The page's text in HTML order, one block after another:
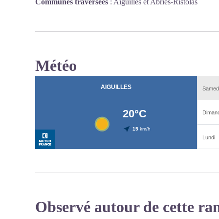
Communes traversées : Aiguilles et Abriès-Ristolas
Météo
Observé autour de cette